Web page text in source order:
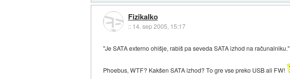
Fizikalko
:: 14. sep 2005, 15:17
"Je SATA externo ohišje, rabiš pa seveda SATA izhod na računalniku."
Phoebus, WTF? Kakšen SATA izhod? To gre vse preko USB ali FW!